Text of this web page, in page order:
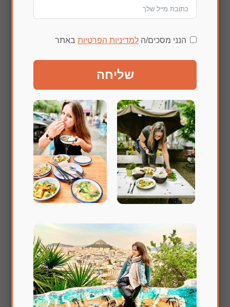
הנני מסכים/הלמדיניות הפרטיות באתר
שליחה
שלחו תגובה
האימייל לא יוצג באתר. שדות החובה מסומנים*